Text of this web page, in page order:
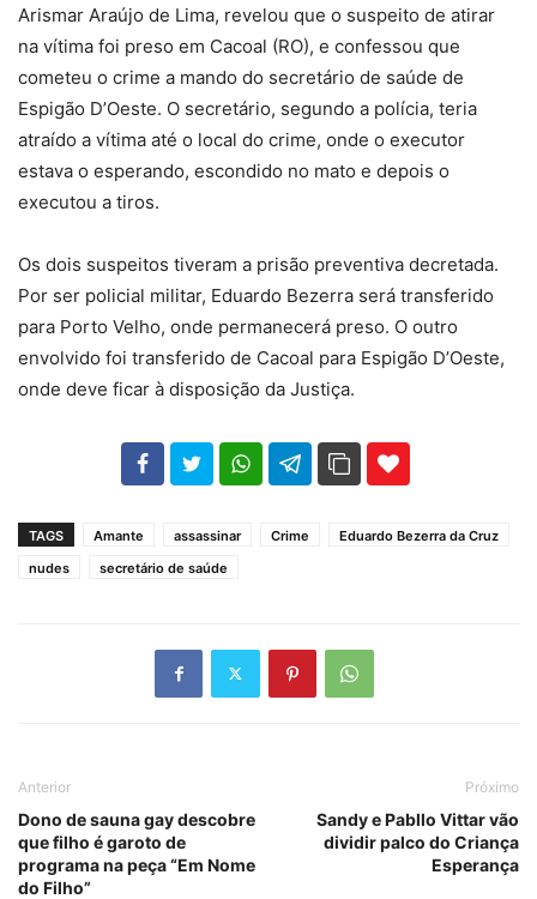
Arismar Araújo de Lima, revelou que o suspeito de atirar
na vítima foi preso em Cacoal (RO), e confessou que
cometeu o crime a mando do secretário de saúde de
Espigão D’Oeste. O secretário, segundo a polícia, teria
atraído a vítima até o local do crime, onde o executor
estava o esperando, escondido no mato e depois o
executou a tiros.
Os dois suspeitos tiveram a prisão preventiva decretada.
Por ser policial militar, Eduardo Bezerra será transferido
para Porto Velho, onde permanecerá preso. O outro
envolvido foi transferido de Cacoal para Espigão D’Oeste,
onde deve ficar à disposição da Justiça.
102 35
TAGS Amante assassinar Crime
Eduardo Bezerra da Cruz
nudes
secretário de saúde
Anterior
Dono de sauna gay descobre
que filho é garoto de
programa na peça “Em Nome
do Filho”
Próximo
Sandy e Pabllo Vittar vão
dividir palco do Criança
Esperança